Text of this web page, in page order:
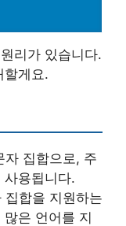
리가 있습니다.
할게요.
자 집합으로, 주
사용됩니다.
집합을 지원하는
은 언어를 지